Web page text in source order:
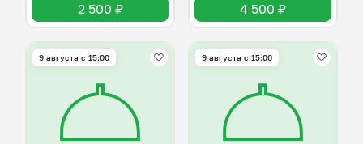
2 500 ₽ 4 500 ₽
9 августа с 15:00 9 августа с 15:00